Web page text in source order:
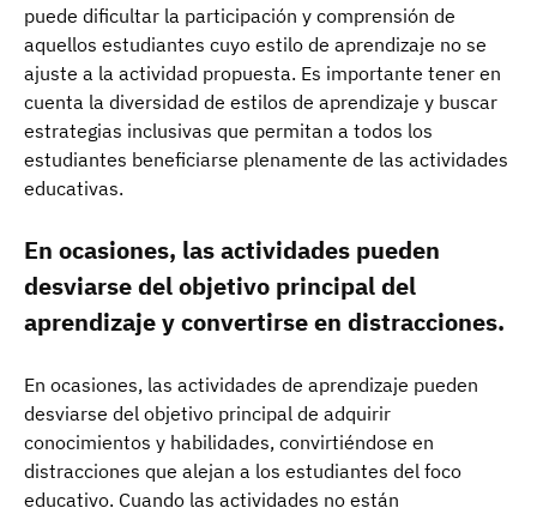
puede dificultar la participación y comprensión de
aquellos estudiantes cuyo estilo de aprendizaje no se
ajuste a la actividad propuesta. Es importante tener en
cuenta la diversidad de estilos de aprendizaje y buscar
estrategias inclusivas que permitan a todos los
estudiantes beneficiarse plenamente de las actividades
educativas.
En ocasiones, las actividades pueden
desviarse del objetivo principal del
aprendizaje y convertirse en distracciones.
En ocasiones, las actividades de aprendizaje pueden
desviarse del objetivo principal de adquirir
conocimientos y habilidades, convirtiéndose en
distracciones que alejan a los estudiantes del foco
educativo. Cuando las actividades no están